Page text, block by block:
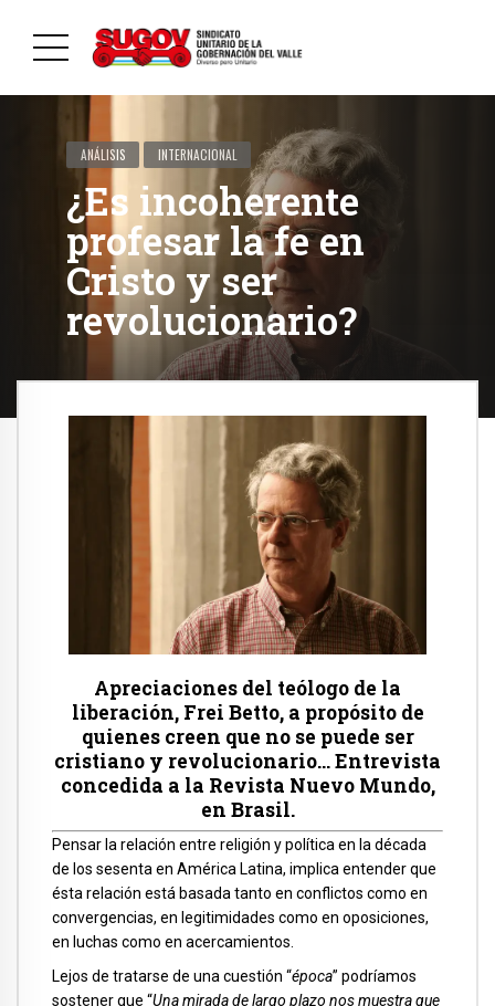
ANÁLISIS INTERNACIONAL
¿Es incoherente
profesar la fe en
Cristo y ser
revolucionario?
Apreciaciones del teólogo de la
liberación, Frei Betto, a propósito de
quienes creen que no se puede ser
cristiano y revolucionario… Entrevista
concedida a la Revista Nuevo Mundo,
en Brasil.
Pensar la relación entre religión y política en la década
de los sesenta en América Latina, implica entender que
ésta relación está basada tanto en conflictos como en
convergencias, en legitimidades como en oposiciones,
en luchas como en acercamientos.
Lejos de tratarse de una cuestión “época” podríamos
sostener que “Una mirada de largo plazo nos muestra que